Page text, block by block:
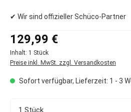
✔ Wir sind offizieller Schüco-Partner
Regulärer Preis:
129,99 €
Inhalt: 1 Stück
Preise inkl. MwSt. zzgl. Versandkosten
Sofort verfügbar, Lieferzeit: 1 - 3
Produkt Anzahl: Gib den